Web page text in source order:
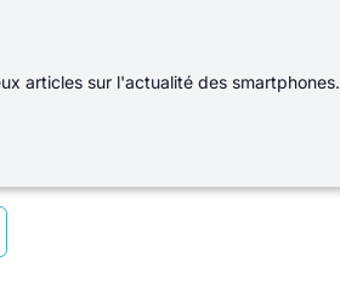
articles sur l'actualité des smartphones.